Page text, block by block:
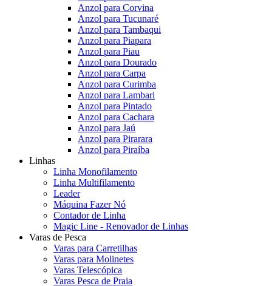
Anzol para Corvina
Anzol para Tucunaré
Anzol para Tambaqui
Anzol para Piapara
Anzol para Piau
Anzol para Dourado
Anzol para Carpa
Anzol para Curimba
Anzol para Lambari
Anzol para Pintado
Anzol para Cachara
Anzol para Jaú
Anzol para Pirarara
Anzol para Piraíba
Linhas
Linha Monofilamento
Linha Multifilamento
Leader
Máquina Fazer Nó
Contador de Linha
Magic Line - Renovador de Linhas
Varas de Pesca
Varas para Carretilhas
Varas para Molinetes
Varas Telescópica
Varas Pesca de Praia